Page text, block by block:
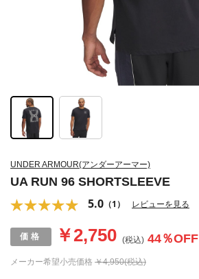
UNDER ARMOUR(アンダーアーマー)
UA RUN 96 SHORTSLEEVE
5.0 （1） レビューを見る
メーカー希望小売価格 ￥4,950(税込)
￥2,750 (税込) 44％OFF